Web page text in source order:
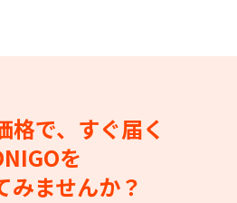
格で、すぐ届く
を
みませんか？